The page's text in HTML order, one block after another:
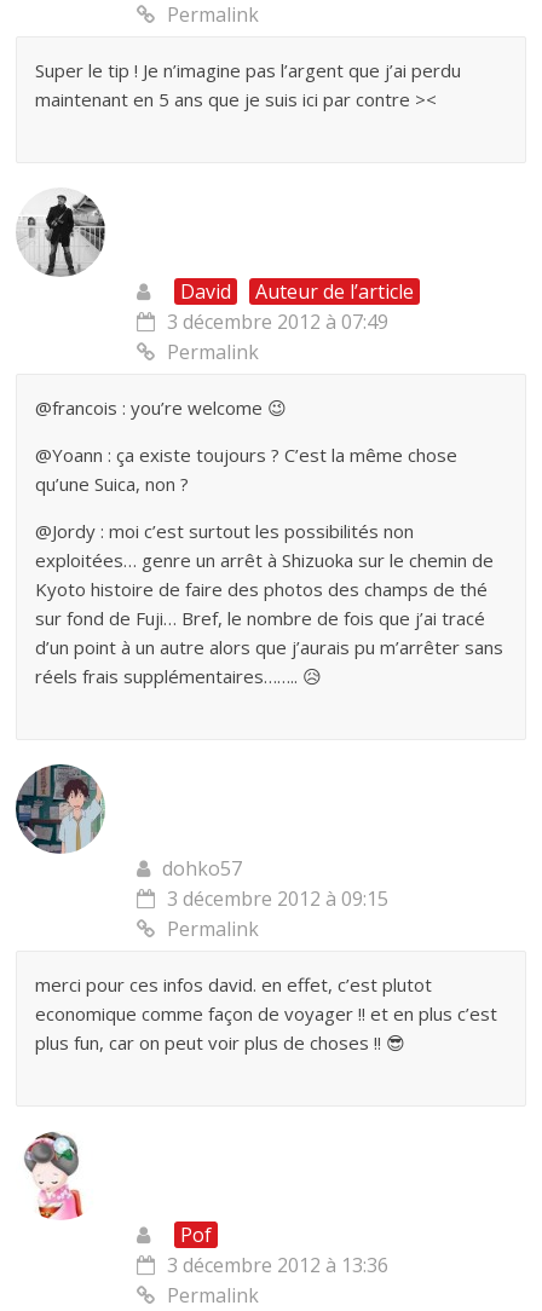
Permalink
Super le tip ! Je n’imagine pas l’argent que j’ai perdu
maintenant en 5 ans que je suis ici par contre ><
David
Auteur de l’article
3 décembre 2012 à 07:49
Permalink
@francois : you’re welcome 😉
@Yoann : ça existe toujours ? C’est la même chose
qu’une Suica, non ?
@Jordy : moi c’est surtout les possibilités non
exploitées… genre un arrêt à Shizuoka sur le chemin de
Kyoto histoire de faire des photos des champs de thé
sur fond de Fuji… Bref, le nombre de fois que j’ai tracé
d’un point à un autre alors que j’aurais pu m’arrêter sans
réels frais supplémentaires…….. 😥
dohko57
3 décembre 2012 à 09:15
Permalink
merci pour ces infos david. en effet, c’est plutot
economique comme façon de voyager !! et en plus c’est
plus fun, car on peut voir plus de choses !! 😎
Pof
3 décembre 2012 à 13:36
Permalink